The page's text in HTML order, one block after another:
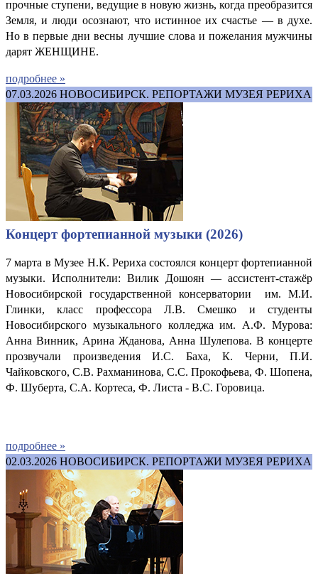
прочные ступени, ведущие в новую жизнь, когда преобразится
Земля, и люди осознают, что истинное их счастье — в духе.
Но в первые дни весны лучшие слова и пожелания мужчины
дарят ЖЕНЩИНЕ.
подробнее »
07.03.2026 НОВОСИБИРСК. РЕПОРТАЖИ МУЗЕЯ РЕРИХА
Концерт фортепианной музыки (2026)
7 марта в Музее Н.К. Рериха состоялся концерт фортепианной
музыки. Исполнители: Вилик Дошоян — ассистент-стажёр
Новосибирской государственной консерватории им. М.И.
Глинки, класс профессора Л.В. Смешко и студенты
Новосибирского музыкального колледжа им. А.Ф. Мурова:
Анна Винник, Арина Жданова, Анна Шулепова. В концерте
прозвучали произведения И.С. Баха, К. Черни, П.И.
Чайковского, С.В. Рахманинова, С.С. Прокофьева, Ф. Шопена,
Ф. Шуберта, С.А. Кортеса, Ф. Листа - В.С. Горовица.
подробнее »
02.03.2026 НОВОСИБИРСК. РЕПОРТАЖИ МУЗЕЯ РЕРИХА